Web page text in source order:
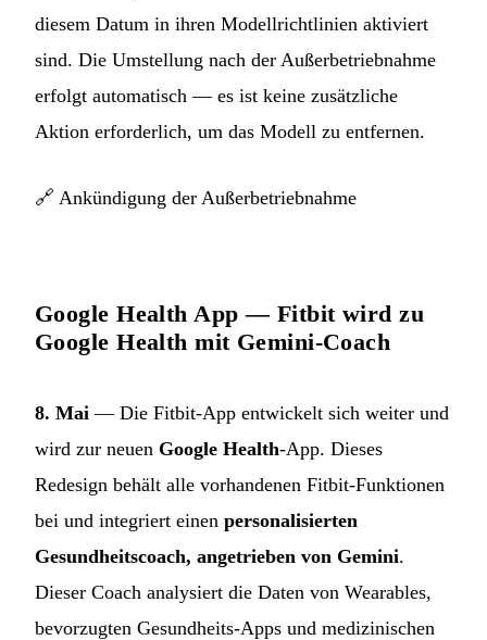
diesem Datum in ihren Modellrichtlinien aktiviert
sind. Die Umstellung nach der Außerbetriebnahme
erfolgt automatisch — es ist keine zusätzliche
Aktion erforderlich, um das Modell zu entfernen.
🔗 Ankündigung der Außerbetriebnahme
Google Health App — Fitbit wird zu
Google Health mit Gemini-Coach
8. Mai — Die Fitbit-App entwickelt sich weiter und
wird zur neuen Google Health-App. Dieses
Redesign behält alle vorhandenen Fitbit-Funktionen
bei und integriert einen personalisierten
Gesundheitscoach, angetrieben von Gemini.
Dieser Coach analysiert die Daten von Wearables,
bevorzugten Gesundheits-Apps und medizinischen